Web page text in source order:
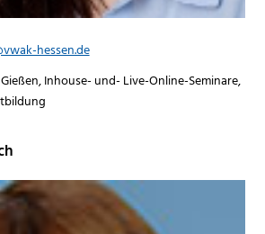
hessen.de
Inhouse- und- Live-Online-Seminare,